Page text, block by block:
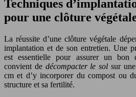
Techniques
pour une clôture
La réussite d’une clôture végétale
implantation et de son entretien. Une
est essentielle pour assurer un bon
convient de décompacter le solsur
cm et d’y incorporer du compost ou
structure et sa fertilité.